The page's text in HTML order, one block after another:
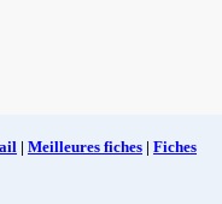
| Meilleures fiches | Fiches